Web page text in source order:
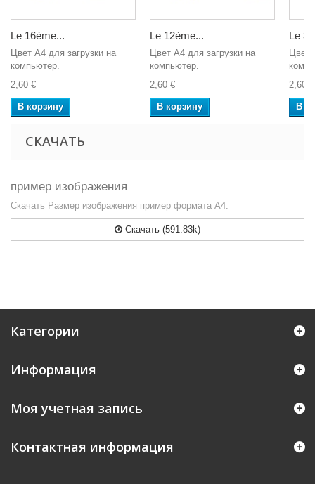
Le 16ème...
Цвет A4 для загрузки на
компьютер.
2,60 €
В корзину
Le 12ème...
Цвет A4 для загрузки на
компьютер.
2,60 €
В корзину
Le
Цвет
2,60 €
В
СКАЧАТЬ
пример изображения
Скачать Размер изображения пример формата А4.
Скачать (591.83k)
Категории
Информация
Моя учетная запись
Контактная информация